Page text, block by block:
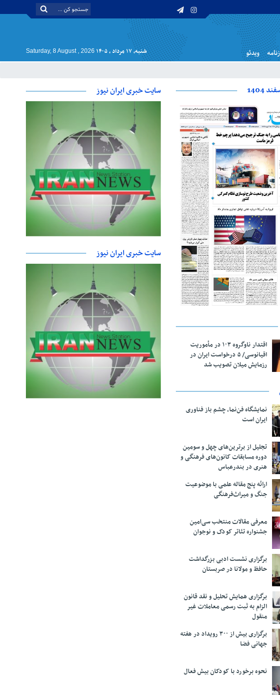
ویدئو شنبه, ۱۷ مرداد , ۱۴۰۵ Saturday, 8 August , 2026
اقتدار ناوگروه ۱۰۳ در مأموریت‌
اقیانوسی/ ۵ درخواست ایران در
رزمایش میلان تصویب شد
نمایشگاه فن‌نما، چشم باز فناوری
ایران است
تجلیل از بر‌ترین‌های چهل و سومین
دوره مسابقات کانون‌های فرهنگی و
هنری در بندرعباس
ارائه پنج مقاله علمی با موضوعیت
جنگ و میراث‌فرهنگی
معرفی مقالات منتخب سی‌امین
جشنواره تئاتر کودک و نوجوان
برگزاری نشست ادبی بزرگداشت
حافظ و مولانا در صربستان
برگزاری همایش تحلیل و نقد قانون
الزام به ثبت رسمی معاملات غیر
منقول
برگزاری بیش از ۳۰۰ رویداد در هفته
جهانی فضا
نحوه برخورد با کودکان بیش فعال
سایت خبری ایران نیوز
سایت خبری ایران نیوز